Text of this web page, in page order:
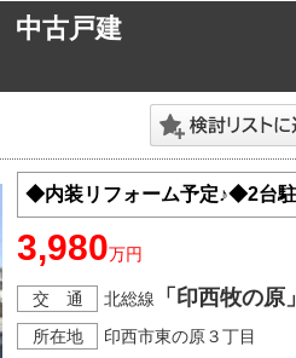
中古戸建
◆内装リフォーム予定♪◆2台
3,980万円
交 通 北総線 「印西牧の原
所在地
印西市東の原３丁目